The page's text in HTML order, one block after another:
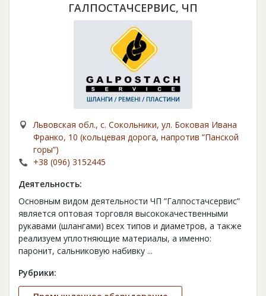
ГАЛПОСТАЧСЕРВИС, ЧП
Львовская обл., с. Сокольники, ул. Боковая Ивана
Франко, 10 (кольцевая дорога, напротив ”Панской
горы”)
+38 (096) 3152445
Деятельность:
Основным видом деятельности ЧП ”Галпостачсервис”
является оптовая торговля высококачественными
рукавами (шлангами) всех типов и диаметров, а также
реализуем уплотняющие материалы, а именно:
паронит, сальниковую набивку ...
Рубрики: